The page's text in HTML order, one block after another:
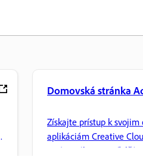
Domovská stránka
Získajte prístup k
aplikáciám Creative
správe súborov a ďalším